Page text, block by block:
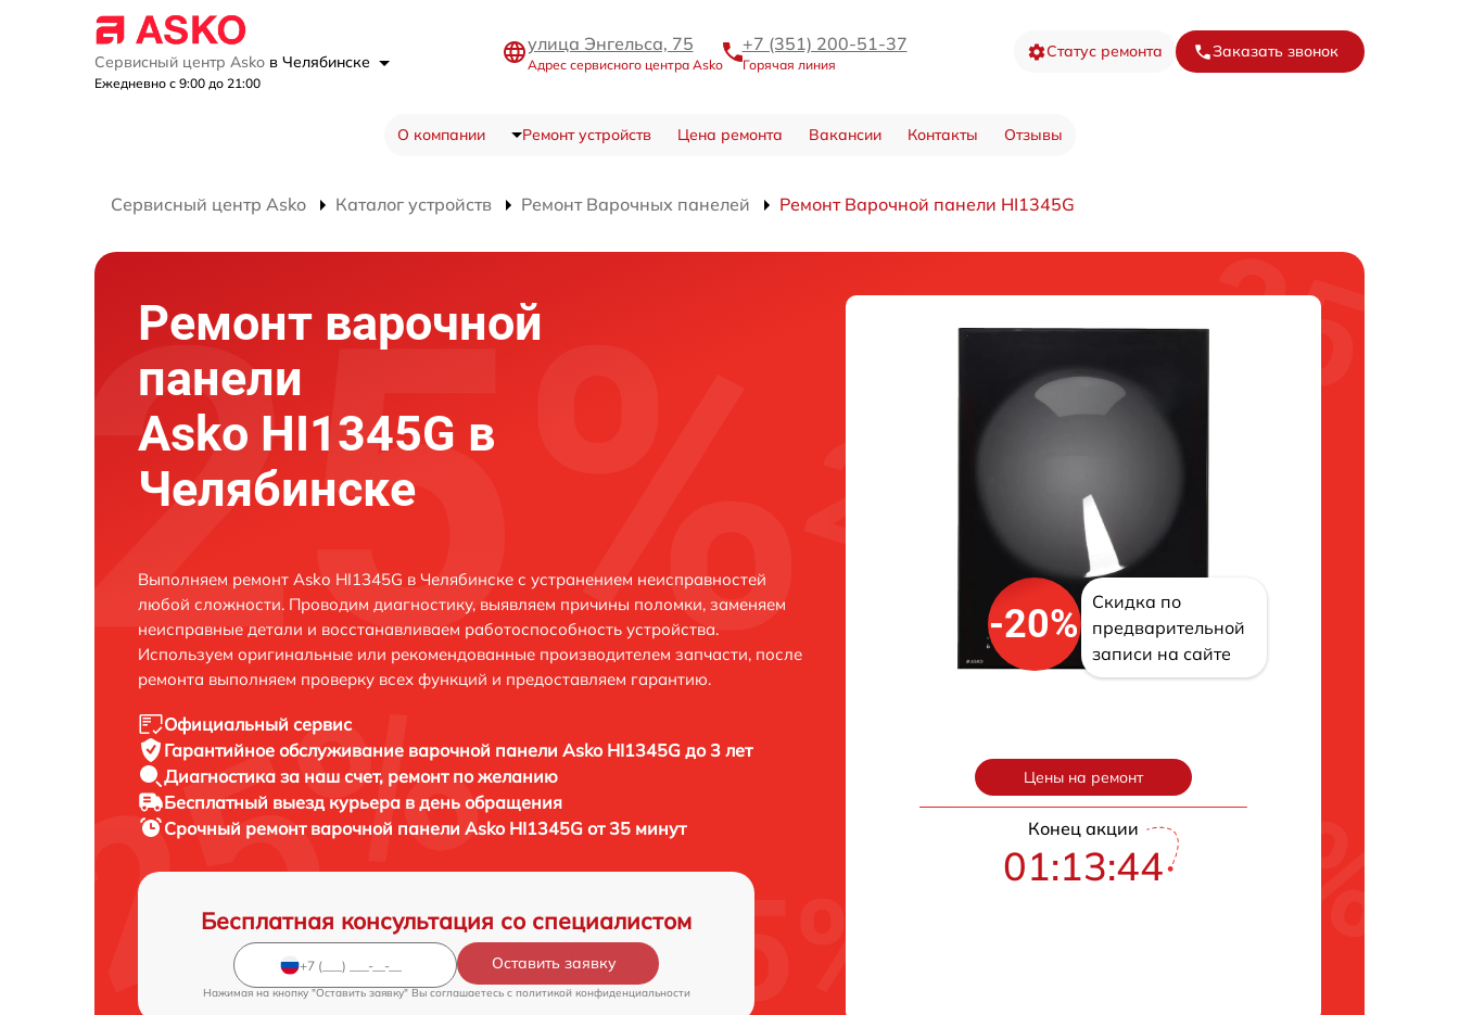
Сервисный центр Asko в Челябинске
Ежедневно с 9:00 до 21:00
улица Энгельса, 75
Адрес сервисного центра Asko
+7 (351) 200-51-37
Горячая линия
Статус ремонта Заказать звонок
О компании Ремонт устройств Цена ремонта Вакансии Контакты Отзывы
Сервисный центр Asko Каталог устройств Ремонт Варочных панелей Ремонт Варочной панели HI1345G
Ремонт варочной
панели
Asko HI1345G в
Челябинске
Выполняем ремонт Asko HI1345G в Челябинске с устранением неисправностей
любой сложности. Проводим диагностику, выявляем причины поломки, заменяем
неисправные детали и восстанавливаем работоспособность устройства.
Используем оригинальные или рекомендованные производителем запчасти, после
ремонта выполняем проверку всех функций и предоставляем гарантию.
Официальный сервис
Гарантийное обслуживание варочной панели Asko HI1345G до 3 лет
Диагностика за наш счет, ремонт по желанию
Бесплатный выезд курьера в день обращения
Срочный ремонт варочной панели Asko HI1345G от 35 минут
Бесплатная консультация со специалистом
Оставить заявку
Нажимая на кнопку "Оставить заявку" Вы соглашаетесь c политикой конфиденциальности
-20%
Скидка по
предварительной
записи на сайте
Цены на ремонт
Конец акции
01:13:43